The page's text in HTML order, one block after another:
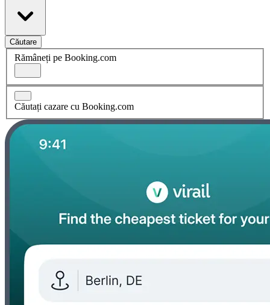
Căutare
Rămâneți pe Booking.com
Căutați cazare cu Booking.com